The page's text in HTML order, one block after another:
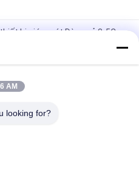
bị giám sát Dòng xả 3-5C
pin Li-Ion dành cho Công cụ
16Ah cho sản phẩm năng
AM
looking for?